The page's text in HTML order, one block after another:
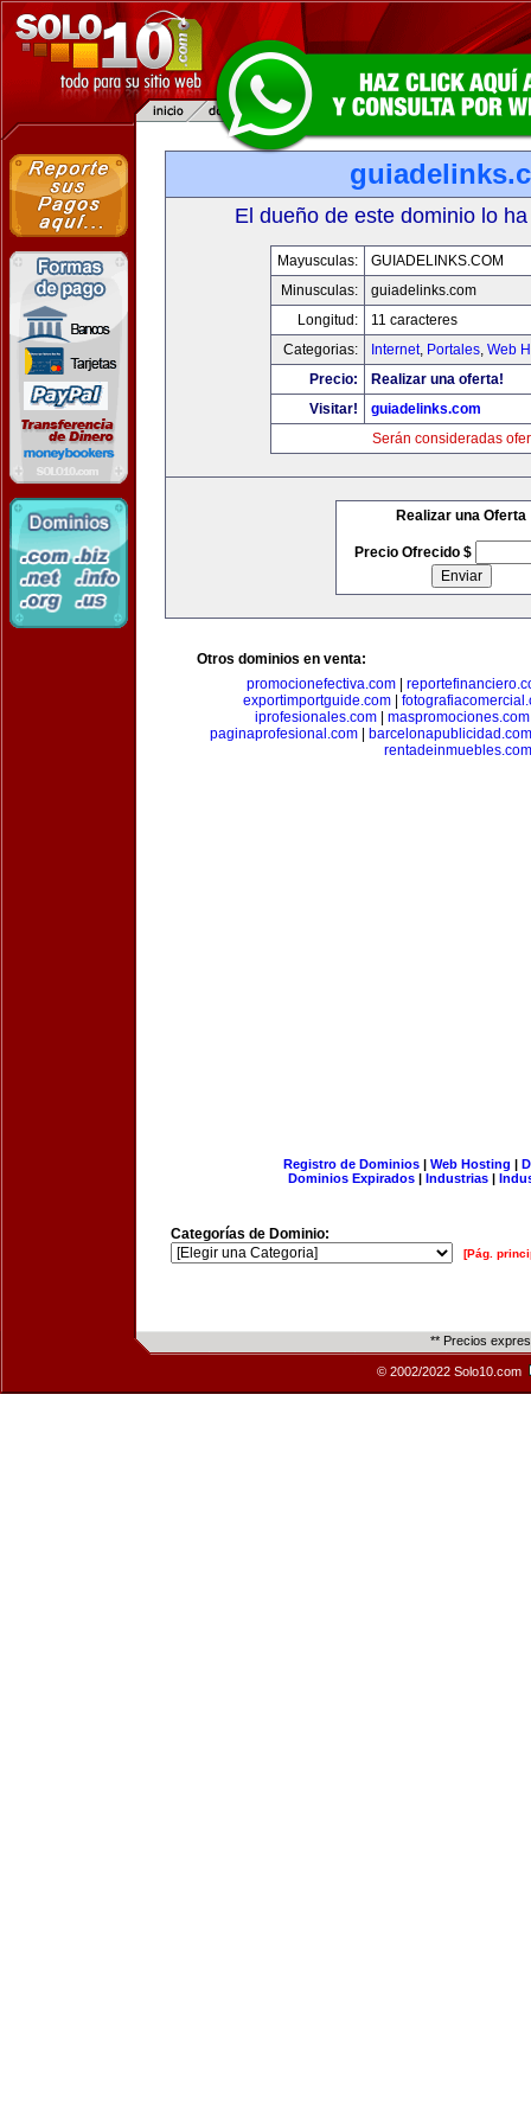
El dueño de este dominio lo
Mayusculas:
GUIADELINKS.COM
Minusculas:
guiadelinks.com
Longitud:
11 caracteres
Categorias:
Internet, Portales, Web
Precio:
Realizar una oferta!
Visitar!
guiadelinks.com
Serán consideradas
Realizar una Oferta
Precio Ofrecido $
Otros dominios en venta:
promocionefectiva.com
exportimportguide.com
iprofesionales.com
maspromociones.com
paginaprofesional.com|
barcelonapublicidad.com
rentadeinmuebles.com
Registro de Dominios| Web Hosting |
Dominios Expirados | Industrias |
Categorías de Dominio:
[Pág.
** Precios
© 2002/2022 Solo10.com